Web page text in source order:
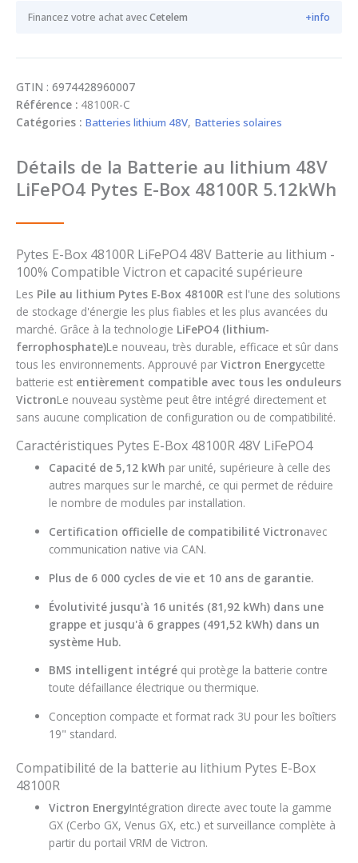
Financez votre achat avecCetelem +info
GTIN : 6974428960007
Référence : 48100R-C
Catégories : Batteries lithium 48V, Batteries solaires
Détails de la Batterie au lithium 48V
LiFePO4 Pytes E-Box 48100R 5.12kWh
Pytes E-Box 48100R LiFePO4 48V Batterie au lithium -
100% Compatible Victron et capacité supérieure
Les Pile au lithium Pytes E-Box 48100R est l'une des solutions
de stockage d'énergie les plus fiables et les plus avancées du
marché. Grâce à la technologie LiFePO4 (lithium-
ferrophosphate)Le nouveau, très durable, efficace et sûr dans
tous les environnements. Approuvé par Victron Energycette
batterie est entièrement compatible avec tous les onduleurs
VictronLe nouveau système peut être intégré directement et
sans aucune complication de configuration ou de compatibilité.
Caractéristiques Pytes E-Box 48100R 48V LiFePO4
Capacité de 5,12 kWh par unité, supérieure à celle des
autres marques sur le marché, ce qui permet de réduire
le nombre de modules par installation.
Certification officielle de compatibilité Victronavec
communication native via CAN.
Plus de 6 000 cycles de vie et 10 ans de garantie.
Évolutivité jusqu'à 16 unités (81,92 kWh) dans une
grappe et jusqu'à 6 grappes (491,52 kWh) dans un
système Hub.
BMS intelligent intégré qui protège la batterie contre
toute défaillance électrique ou thermique.
Conception compacte et format rack 3U pour les boîtiers
19" standard.
Compatibilité de la batterie au lithium Pytes E-Box
48100R
Victron EnergyIntégration directe avec toute la gamme
GX (Cerbo GX, Venus GX, etc.) et surveillance complète à
partir du portail VRM de Victron.